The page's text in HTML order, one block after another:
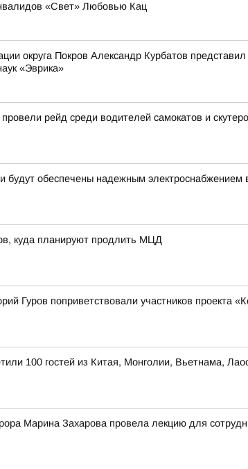
«Свет» Любовью Кац
округа Покров Александр Курбатов
«Эврика»
рейд среди водителей самокатов и
будут обеспечены надежным электроснабжением
куда планируют продлить МЦД
Гуров поприветствовали участников проекта
100 гостей из Китая, Монголии, Вьетнама,
Марина Захарова провела лекцию для